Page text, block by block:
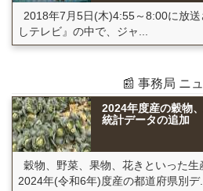
2018年7月5日(木)4:55～8:00に放
しテレビ』の中で、ジャ...
📰 事務局 ニ
2024年度産の穀物
統計データの追加
穀物、野菜、果物、花きといった生
2024年(令和6年)度産の都道府県別デ...